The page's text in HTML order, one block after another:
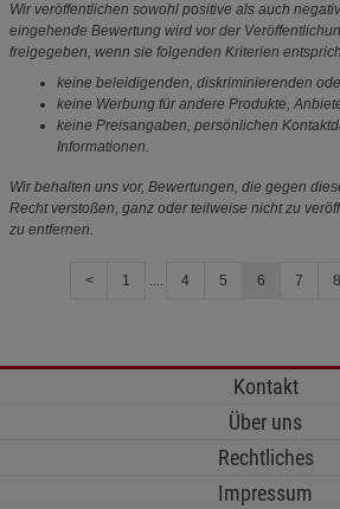
Wir veröffentlichen sowohl positive als auch
eingehende Bewertung wird vor der
freigegeben, wenn sie folgenden Kriterien
keine beleidigenden, diskriminierenden
keine Werbung für andere Produkte,
keine Preisangaben, persönlichen
Informationen.
Wir behalten uns vor, Bewertungen, die gegen
Recht verstoßen, ganz oder teilweise nicht zu
zu entfernen.
< 1 .... 4 5 6 7 8
Kontakt
Über uns
Rechtliches
Impressum